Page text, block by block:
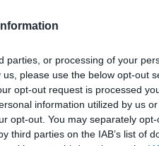
parties, or processing of your
please use the below opt-out
opt-out request is processed
information utilized by us
opt-out. You may separately
third parties on the IAB’s list of
πλέον
και όγδοος αν
Ο Matthew
μέχρι το 1994,
με μία